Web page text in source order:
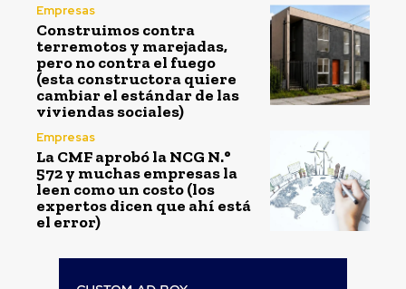
Empresas
Construimos contra
terremotos y marejadas,
pero no contra el fuego
(esta constructora quiere
cambiar el estándar de las
viviendas sociales)
Empresas
La CMF aprobó la NCG N.°
572 y muchas empresas la
leen como un costo (los
expertos dicen que ahí está
el error)